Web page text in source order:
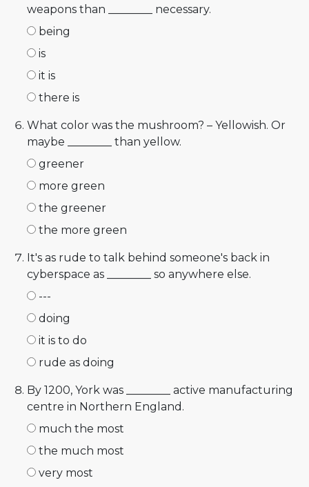
weapons than ________ necessary.
being
is
it is
there is
What color was the mushroom? – Yellowish. Or
maybe ________ than yellow.
greener
more green
the greener
the more green
It's as rude to talk behind someone's back in
cyberspace as ________ so anywhere else.
---
doing
it is to do
rude as doing
By 1200, York was ________ active manufacturing
centre in Northern England.
much the most
the much most
very most